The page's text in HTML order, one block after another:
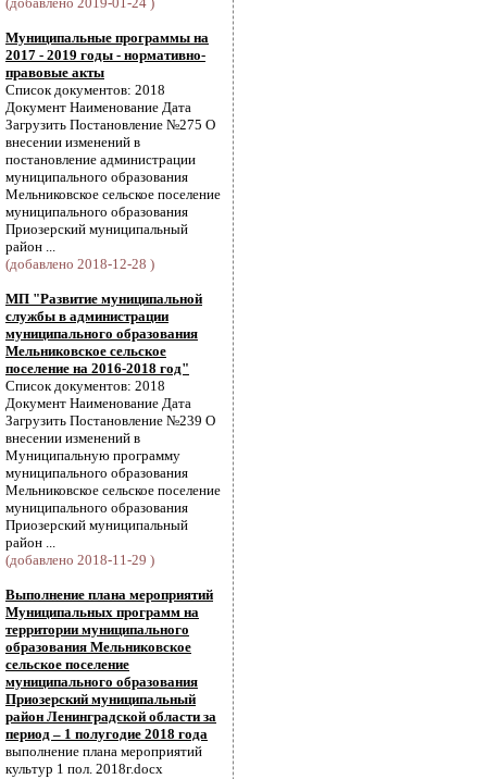
Муниципальные программы на
2017 - 2019 годы - нормативно-
правовые акты
Список документов: 2018
Документ Наименование Дата
Загрузить Постановление №275 О
внесении изменений в
постановление администрации
муниципального образования
Мельниковское сельское поселение
муниципального образования
Приозерский муниципальный
район ...
(добавлено 2018-12-28 )
МП "Развитие муниципальной
службы в администрации
муниципального образования
Мельниковское сельское
поселение на 2016-2018 год"
Список документов: 2018
Документ Наименование Дата
Загрузить Постановление №239 О
внесении изменений в
Муниципальную программу
муниципального образования
Мельниковское сельское поселение
муниципального образования
Приозерский муниципальный
район ...
(добавлено 2018-11-29 )
Выполнение плана мероприятий
Муниципальных программ на
территории муниципального
образования Мельниковское
сельское поселение
муниципального образования
Приозерский муниципальный
район Ленинградской области за
период – 1 полугодие 2018 года
выполнение плана мероприятий
культур 1 пол. 2018г.docx